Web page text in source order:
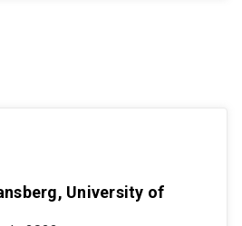
University of